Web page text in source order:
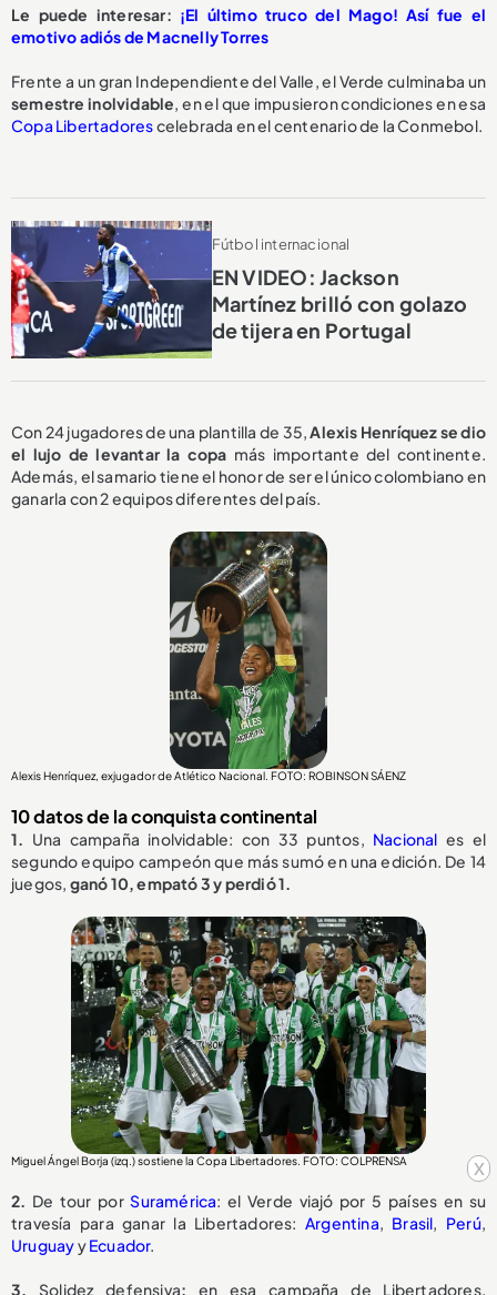
x
Le puede interesar: ¡El último truco del Mago! Así fue el
emotivo adiós de Macnelly Torres
Frente a un gran Independiente del Valle, el Verde culminaba un
semestre inolvidable, en el que impusieron condiciones en esa
Copa Libertadorescelebrada en el centenario de la Conmebol.
Fútbol internacional
EN VIDEO: Jackson
Martínez brilló con golazo
de tijera en Portugal
Con 24 jugadores de una plantilla de 35,Alexis Henríquez se dio
el lujo de levantar la copa más importante del continente.
Además, el samario tiene el honor de ser el único colombiano en
ganarla con 2 equipos diferentes del país.
Alexis Henríquez, exjugador de Atlético Nacional. FOTO: ROBINSON SÁENZ
10 datos de la conquista continental
1. Una campaña inolvidable: con 33 puntos, Nacional es el
segundo equipo campeón que más sumó en una edición. De 14
juegos, ganó 10, empató 3 y perdió 1.
Miguel Ángel Borja (izq.) sostiene la Copa Libertadores. FOTO: COLPRENSA
2. De tour porSuramérica: el Verde viajó por 5 países en su
travesía para ganar la Libertadores: Argentina, Brasil, Perú,
UruguayyEcuador.
3.Solidez defensiva: en esa campaña de Libertadores,